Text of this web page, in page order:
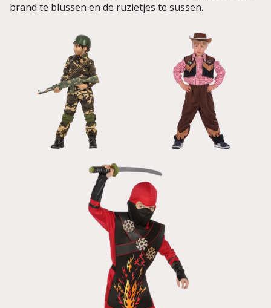
brand te blussen en de ruzietjes te sussen.